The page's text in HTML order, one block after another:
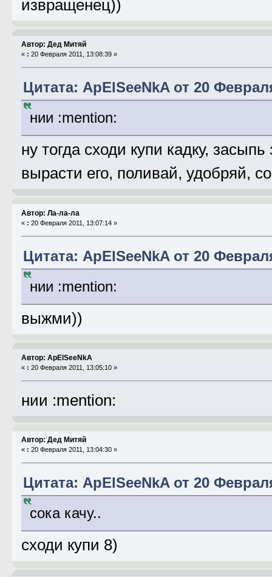
извращенец))
Автор: Дед Митяй
« : 20 Февраля 2011, 13:08:39 »
Цитата: ApElSeeNkA от 20
нии :mention:
ну тогда сходи купи кадку,
вырасти его, поливай, удобряй,
Автор: Ла-ла-ла
« : 20 Февраля 2011, 13:07:14 »
Цитата: ApElSeeNkA от 20
нии :mention:
выжми))
Автор: ApElSeeNkA
« : 20 Февраля 2011, 13:05:10 »
нии :mention:
Автор: Дед Митяй
« : 20 Февраля 2011, 13:04:30 »
Цитата: ApElSeeNkA от 20
сока качу..
сходи купи 8)